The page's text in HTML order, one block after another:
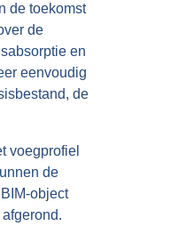
de toekomst
de
en
eenvoudig
de
voegprofiel
de
object